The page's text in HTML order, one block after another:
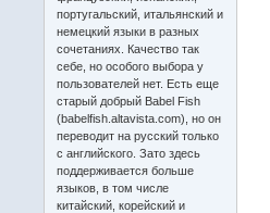
португальский, итальянский и
немецкий языки в разных
сочетаниях. Качество так
себе, но особого выбора у
пользователей нет. Есть еще
старый добрый Babel Fish
(babelfish.altavista.com), но он
переводит на русский только
с английского. Зато здесь
поддерживается больше
языков, в том числе
китайский, корейский и